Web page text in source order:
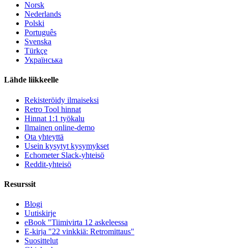
Norsk
Nederlands
Polski
Português
Svenska
Türkçe
Українська
Lähde liikkeelle
Rekisteröidy ilmaiseksi
Retro Tool hinnat
Hinnat 1:1 työkalu
Ilmainen online-demo
Ota yhteyttä
Usein kysytyt kysymykset
Echometer Slack-yhteisö
Reddit-yhteisö
Resurssit
Blogi
Uutiskirje
eBook "Tiimivirta 12 askeleessa
E-kirja "22 vinkkiä: Retromittaus"
Suosittelut